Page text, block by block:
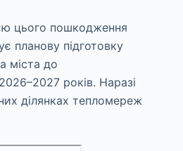
цього пошкодження
планову підготовку
міста до
років. Наразі
ділянках тепломереж